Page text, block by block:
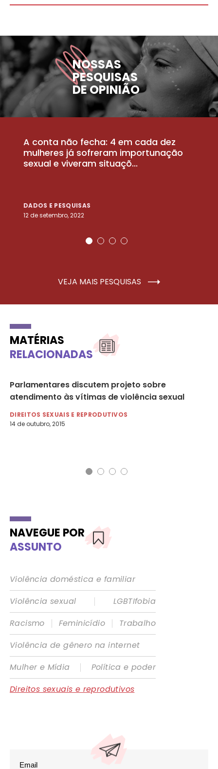
NOSSAS
PESQUISAS
DE OPINIÃO
A conta não fecha: 4 em cada dez
mulheres já sofreram importunação
sexual e viveram situaçõ...
DADOS E PESQUISAS
12 de setembro, 2022
VEJA MAIS PESQUISAS
MATÉRIAS
RELACIONADAS
Parlamentares discutem projeto sobre
atendimento às vítimas de violência sexual
DIREITOS SEXUAIS E REPRODUTIVOS
14 de outubro, 2015
NAVEGUE POR
ASSUNTO
Violência doméstica e familiar
Violência sexual
|
LGBTIfobia
Racismo
| Feminicídio |
Trabalho
Violência de gênero na internet
Mulher e Mídia
|
Política e poder
Direitos sexuais e reprodutivos